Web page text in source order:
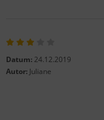
Datum: 24.12.2019
Autor: Juliane